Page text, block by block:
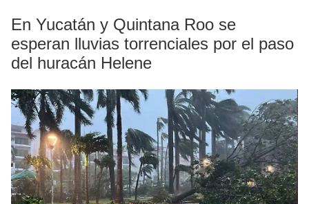
En Yucatán y Quintana Roo se
esperan lluvias torrenciales por el paso
del huracán Helene